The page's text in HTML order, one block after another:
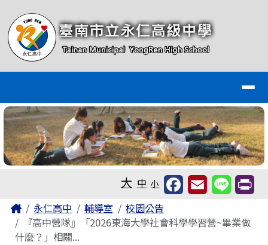
臺南市永仁高級中學全球資訊網
大 中 小
主內容區域
Home永仁高中 輔導室
校園公告
『高中營隊』「2026東海大學社會科學學習營~畢業做
什麼？」相關...
頁尾區域